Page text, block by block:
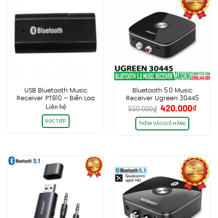
USB Bluetooth Music
Receiver PT810 – Biến Loa
Thường Thành Loa
Bluetooth
Liên hệ
ĐỌC TIẾP
Bluetooth 5.0 Music
Receiver Ugreen 30445
Thiết bị nhận Bluetooth cho
Loa+Ampli (New Vesion
5.0)
550.000₫ Giá
gốc
là:
550.000₫.
420.000₫Giá
THÊM VÀO GIỎ HÀNG